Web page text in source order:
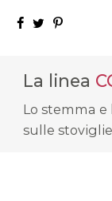
La linea
Lo stemma
sulle